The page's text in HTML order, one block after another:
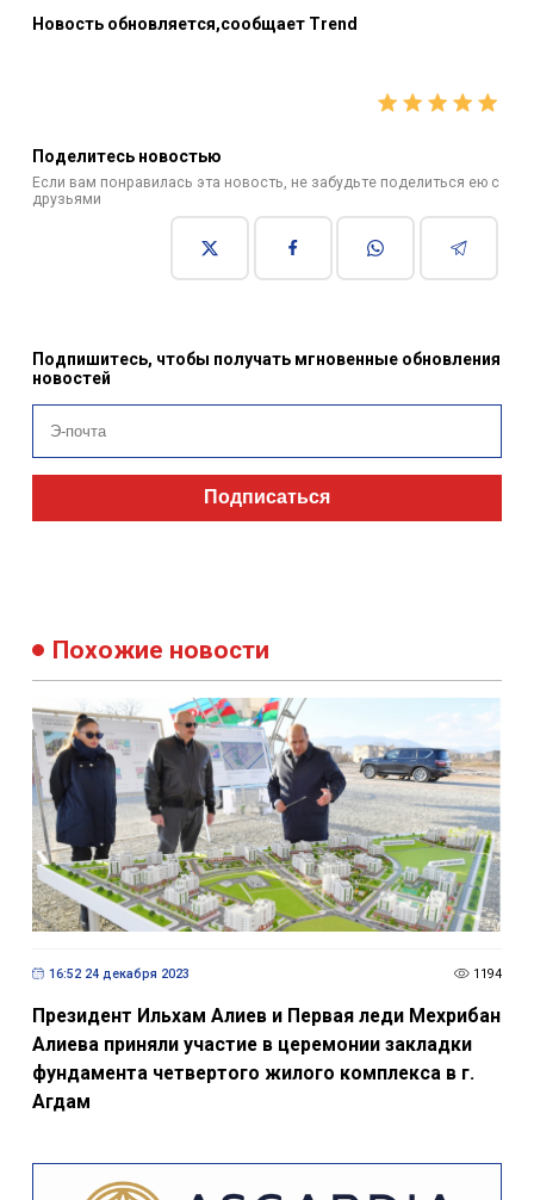
Новость обновляется,сообщает Trend
Поделитесь новостью
Если вам понравилась эта новость, не забудьте поделиться ею с
друзьями
Подпишитесь, чтобы получать мгновенные обновления
новостей
Подписаться
Похожие новости
16:52 24 декабря 2023 1194
Президент Ильхам Алиев и Первая леди Мехрибан
Алиева приняли участие в церемонии закладки
фундамента четвертого жилого комплекса в г.
Агдам